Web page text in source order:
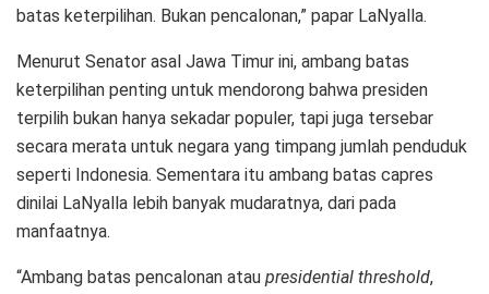
batas keterpilihan. Bukan pencalonan,” papar LaNyalla.
Menurut Senator asal Jawa Timur ini, ambang batas
keterpilihan penting untuk mendorong bahwa presiden
terpilih bukan hanya sekadar populer, tapi juga tersebar
secara merata untuk negara yang timpang jumlah penduduk
seperti Indonesia. Sementara itu ambang batas capres
dinilai LaNyalla lebih banyak mudaratnya, dari pada
manfaatnya.
“Ambang batas pencalonan atau presidential threshold,